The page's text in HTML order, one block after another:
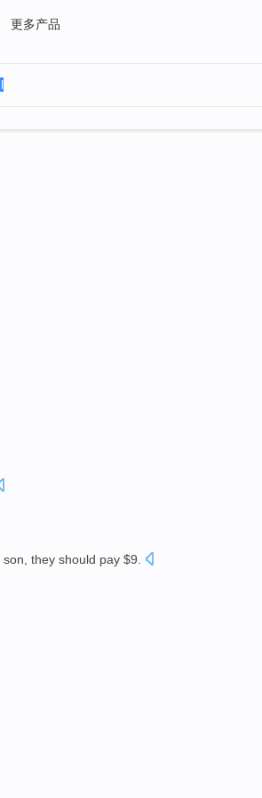
更多产品
son they should pay $9